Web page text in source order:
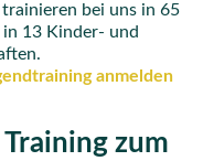
bei uns in 65
13 Kinder- und
anmelden
zum